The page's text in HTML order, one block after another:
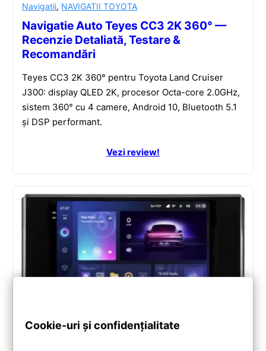
Navigatii, NAVIGATII TOYOTA
Navigatie Auto Teyes CC3 2K 360° —
Recenzie Detaliată, Testare &
Recomandări
Teyes CC3 2K 360° pentru Toyota Land Cruiser
J300: display QLED 2K, procesor Octa-core 2.0GHz,
sistem 360° cu 4 camere, Android 10, Bluetooth 5.1
și DSP performant.
Vezi review!
Navigatii,NAVIGATII TOYOTA
Cookie-uri și confidențialitate